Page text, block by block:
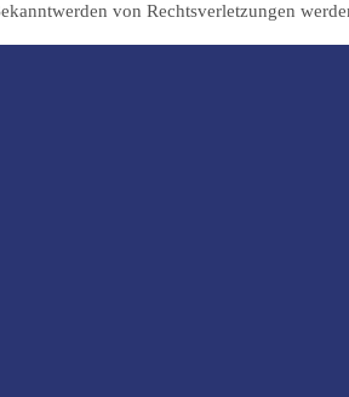
von Rechtsverletzungen